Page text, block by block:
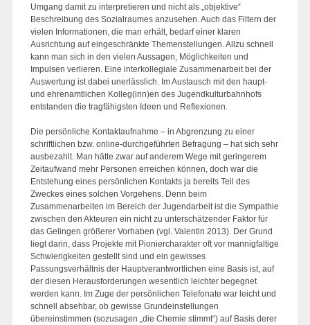
Umgang damit zu interpretieren und nicht als „objektive“
Beschreibung des Sozialraumes anzusehen. Auch das Filtern der
vielen Informationen, die man erhält, bedarf einer klaren
Ausrichtung auf eingeschränkte Themenstellungen. Allzu schnell
kann man sich in den vielen Aussagen, Möglichkeiten und
Impulsen verlieren. Eine interkollegiale Zusammenarbeit bei der
Auswertung ist dabei unerlässlich. Im Austausch mit den haupt-
und ehrenamtlichen Kolleg(inn)en des Jugendkulturbahnhofs
entstanden die tragfähigsten Ideen und Reflexionen.
Die persönliche Kontaktaufnahme – in Abgrenzung zu einer
schriftlichen bzw. online-durchgeführten Befragung – hat sich sehr
ausbezahlt. Man hätte zwar auf anderem Wege mit geringerem
Zeitaufwand mehr Personen erreichen können, doch war die
Entstehung eines persönlichen Kontakts ja bereits Teil des
Zweckes eines solchen Vorgehens. Denn beim
Zusammenarbeiten im Bereich der Jugendarbeit ist die Sympathie
zwischen den Akteuren ein nicht zu unterschätzender Faktor für
das Gelingen größerer Vorhaben (vgl. Valentin 2013). Der Grund
liegt darin, dass Projekte mit Pioniercharakter oft vor mannigfaltige
Schwierigkeiten gestellt sind und ein gewisses
Passungsverhältnis der Hauptverantwortlichen eine Basis ist, auf
der diesen Herausforderungen wesentlich leichter begegnet
werden kann. Im Zuge der persönlichen Telefonate war leicht und
schnell absehbar, ob gewisse Grundeinstellungen
übereinstimmen (sozusagen „die Chemie stimmt“) auf Basis derer